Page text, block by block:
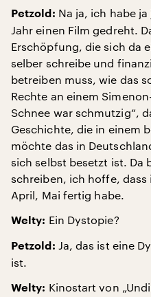
Petzold: Na ja, ich habe
Jahr einen Film gedreht.
Erschöpfung, die sich da
selber schreibe und
betreiben muss, wie das
Rechte an einem
Schnee war schmutzig“,
Geschichte, die in einem
möchte das in
sich selbst besetzt ist. Da
schreiben, ich hoffe, dass
April, Mai fertig habe.
Welty: Ein Dystopie?
Petzold: Ja, das ist eine
ist.
Welty: Kinostart von